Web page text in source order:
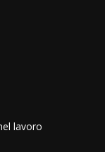
lavoro